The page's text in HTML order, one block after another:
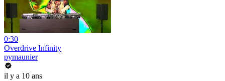
0:30
Overdrive Infinity
pymaunier
il y a 10 ans